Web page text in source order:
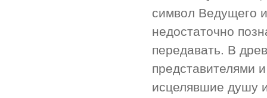
символ Ведущего
недостаточно
передавать. В
представителями
исцелявшие душу